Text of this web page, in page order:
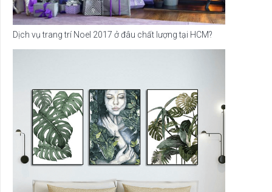
Dịch vụ trang trí Noel 2017 ở đâu chất lượng tại HCM?